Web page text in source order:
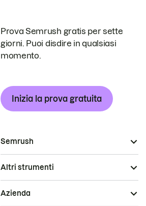
Prova Semrush gratis per sette
giorni. Puoi disdire in qualsiasi
momento.
Inizia la prova gratuita
Semrush
Altri strumenti
Azienda